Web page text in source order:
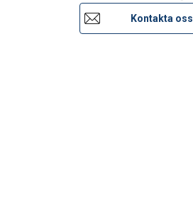
Kontakta oss